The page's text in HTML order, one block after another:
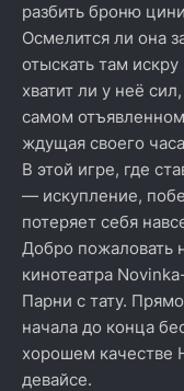
разбить броню
Осмелится ли она
отыскать там
хватит ли у неё
самом
ждущая своего
В этой игре, где
— искупление,
потеряет себя
Добро пожаловать
кинотеатра
Парни с тату.
начала до конца
хорошем качестве
девайсе.